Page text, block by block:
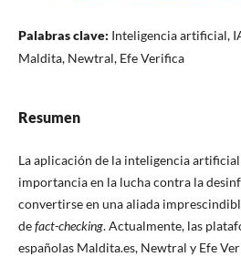
Palabras clave: Inteligencia artificial,
Maldita, Newtral, Efe Verifica
Resumen
La aplicación de la inteligencia
importancia en la lucha contra la
convertirse en una aliada
defact-checking. Actualmente, las
españolas Maldita.es, Newtral y Efe